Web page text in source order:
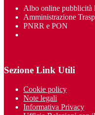
Albo online pubblicità
Amministrazione
PNRR e PON
Sezione Link Utili
Cookie policy
Note legali
Informativa Privacy